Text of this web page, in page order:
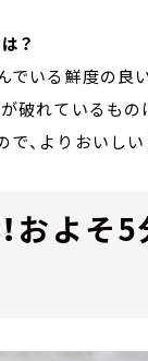
？
でいる鮮度の良
破れているも
、よりおいしい
およそ